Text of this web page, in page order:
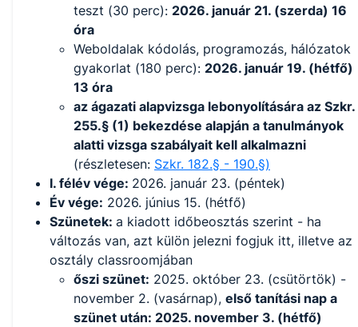
teszt (30 perc): 2026. január 21. (szerda) 16
óra
Weboldalak kódolás, programozás, hálózatok
gyakorlat (180 perc): 2026. január 19. (hétfő)
13 óra
az ágazati alapvizsga lebonyolítására az Szkr.
255.§ (1) bekezdése alapján a tanulmányok
alatti vizsga szabályait kell alkalmazni
(részletesen: Szkr. 182.§ - 190.§)
I. félév vége: 2026. január 23. (péntek)
Év vége: 2026. június 15. (hétfő)
Szünetek: a kiadott időbeosztás szerint - ha
változás van, azt külön jelezni fogjuk itt, illetve az
osztály classroomjában
őszi szünet: 2025. október 23. (csütörtök) -
november 2. (vasárnap), első tanítási nap a
szünet után: 2025. november 3. (hétfő)